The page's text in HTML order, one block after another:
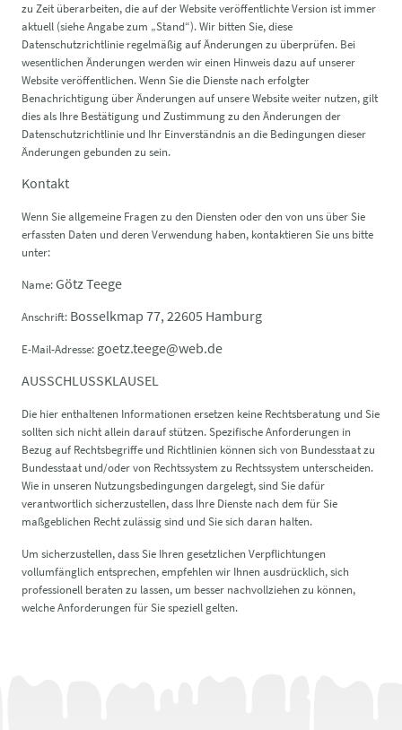
zu Zeit überarbeiten, die auf der Website veröffentlichte Version ist immer
aktuell (siehe Angabe zum „Stand“). Wir bitten Sie, diese
Datenschutzrichtlinie regelmäßig auf Änderungen zu überprüfen. Bei
wesentlichen Änderungen werden wir einen Hinweis dazu auf unserer
Website veröffentlichen. Wenn Sie die Dienste nach erfolgter
Benachrichtigung über Änderungen auf unsere Website weiter nutzen, gilt
dies als Ihre Bestätigung und Zustimmung zu den Änderungen der
Datenschutzrichtlinie und Ihr Einverständnis an die Bedingungen dieser
Änderungen gebunden zu sein.
Kontakt
Wenn Sie allgemeine Fragen zu den Diensten oder den von uns über Sie
erfassten Daten und deren Verwendung haben, kontaktieren Sie uns bitte
unter:
Name:Götz Teege
Anschrift: Bosselkmap 77, 22605 Hamburg
E-Mail-Adresse: goetz.teege@web.de
AUSSCHLUSSKLAUSEL
Die hier enthaltenen Informationen ersetzen keine Rechtsberatung und Sie
sollten sich nicht allein darauf stützen. Spezifische Anforderungen in
Bezug auf Rechtsbegriffe und Richtlinien können sich von Bundesstaat zu
Bundesstaat und/oder von Rechtssystem zu Rechtssystem unterscheiden.
Wie in unseren Nutzungsbedingungen dargelegt, sind Sie dafür
verantwortlich sicherzustellen, dass Ihre Dienste nach dem für Sie
maßgeblichen Recht zulässig sind und Sie sich daran halten.
Um sicherzustellen, dass Sie Ihren gesetzlichen Verpflichtungen
vollumfänglich entsprechen, empfehlen wir Ihnen ausdrücklich, sich
professionell beraten zu lassen, um besser nachvollziehen zu können,
welche Anforderungen für Sie speziell gelten.